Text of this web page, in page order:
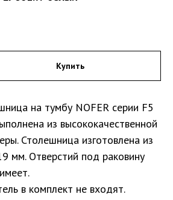
Купить
на тумбу NOFER серии F5
из высококачественной
Столешница изготовлена из
мм. Отверстий под раковину
в комплект не входят.